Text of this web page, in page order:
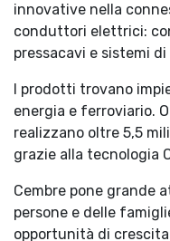
innovative nella
conduttori elettrici:
pressacavi e sistemi
I prodotti trovano
energia e ferroviario.
realizzano oltre 5,5
grazie alla tecnologia
Cembre pone grande
persone e delle
opportunità di